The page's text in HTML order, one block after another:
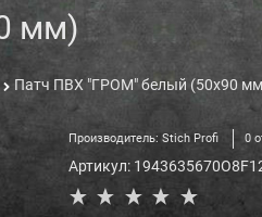
мм)
Патч ПВХ "ГРОМ" белый (50х90
Производитель: Stich Profi 0
Артикул: